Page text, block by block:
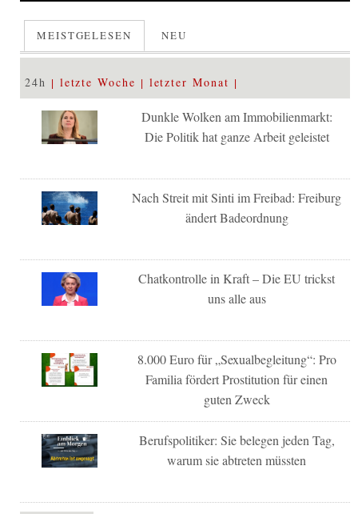
MEISTGELESEN NEU
24h letzte Woche letzter Monat
Dunkle Wolken am Immobilienmarkt:
Die Politik hat ganze Arbeit geleistet
Nach Streit mit Sinti im Freibad: Freiburg
ändert Badeordnung
Chatkontrolle in Kraft – Die EU trickst
uns alle aus
8.000 Euro für „Sexualbegleitung“: Pro
Familia fördert Prostitution für einen
guten Zweck
Berufspolitiker: Sie belegen jeden Tag,
warum sie abtreten müssten